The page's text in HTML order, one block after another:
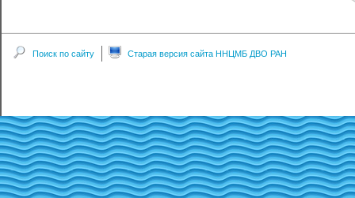
Поиск по сайту Старая версия сайта ННЦМБ ДВО РАН